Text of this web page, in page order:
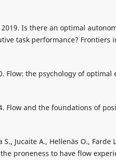
2019. Is there an optimal
task performance? Frontiers
Flow: the psychology of optimal
Flow and the foundations of
S., Jucaite A., Hellenäs O., Farde
proneness to have flow